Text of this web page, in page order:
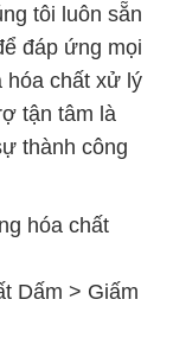
tôi luôn sẵn
đáp ứng mọi
hóa chất xử lý
tận tâm là
thành công
hóa chất
Dấm > Giấm